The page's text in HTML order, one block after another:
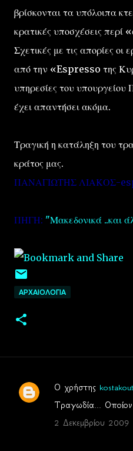
βρίσκονται τα υπόλοιπα
κρατικές υποσχέσεις περί
Σχετικές με τις απορίες οι
από την «Espresso της
υπηρεσίες του υπουργείου
έχει απαντήσει ακόμα.
Τραγική η κατάληξη του
κράτος μας.
ΠΑΝΑΓΙΩΤΗΣ ΛΙΑΚΟΣ-
ΠΗΓΗ: "Μακεδονικά ..και
ΑΡΧΑΙΟΛΟΓΙΑ
Σ
Ο χρήστης
Τραγωδία...
2 Δεκεμβρίου 2009